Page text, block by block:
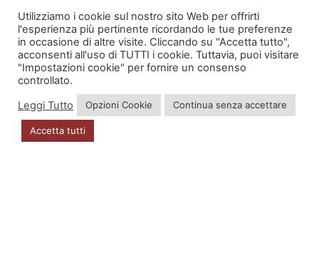
INFO
Account
Privacy Policy
Utilizziamo i cookie sul nostro sito Web per offrirti
l'esperienza più pertinente ricordando le tue preferenze
in occasione di altre visite. Cliccando su "Accetta tutto",
acconsenti all'uso di TUTTI i cookie. Tuttavia, puoi visitare
"Impostazioni cookie" per fornire un consenso
controllato.
Leggi Tutto
Opzioni Cookie Continua senza accettare
Accetta tutti